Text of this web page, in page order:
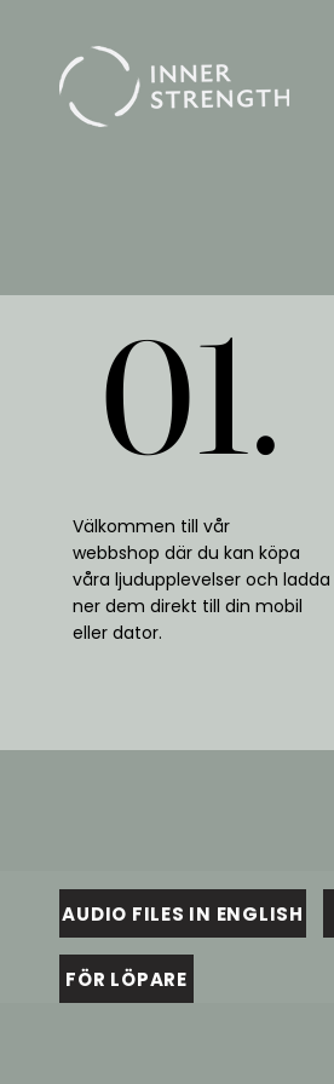
01.
01.
Välkommen till vår
webbshop där du kan köpa
våra ljudupplevelser och ladda
ner dem direkt till din mobil
eller dator.
AUDIO FILES IN ENGLISH
FÖR LÖPARE